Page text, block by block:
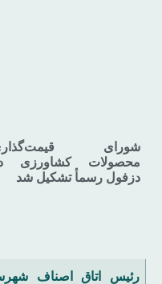
شورای
محصولات کشاورزی
دزفول رسمأ تشکیل شد
رئیس اتاق اصناف